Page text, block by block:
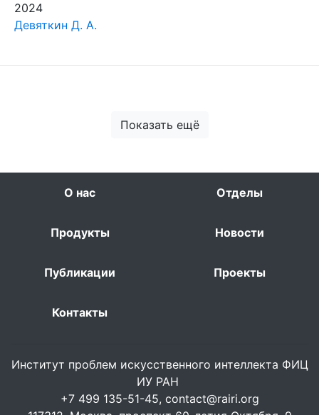
2024
Девяткин Д. А.
Показать ещё
О нас Отделы
Продукты Новости
Публикации Проекты
Контакты
Институт проблем искусственного интеллекта ФИЦ
ИУ РАН
+7 499 135-51-45, contact@rairi.org